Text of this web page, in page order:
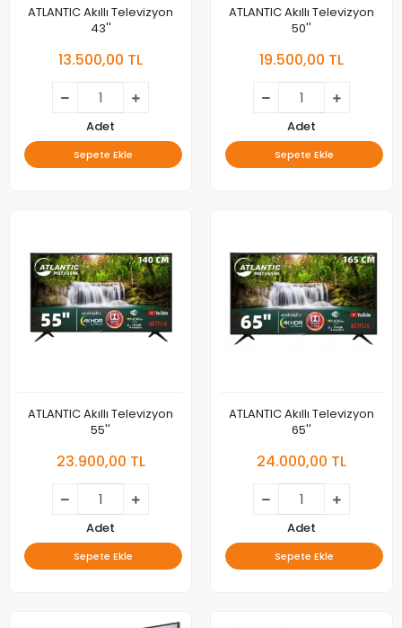
ATLANTIC Akıllı Televizyon
43''
13.500,00 TL
Adet
Sepete Ekle
ATLANTIC Akıllı Televizyon
50''
19.500,00 TL
Adet
Sepete Ekle
ATLANTIC Akıllı Televizyon
55''
23.900,00 TL
Adet
Sepete Ekle
ATLANTIC Akıllı Televizyon
65''
24.000,00 TL
Adet
Sepete Ekle